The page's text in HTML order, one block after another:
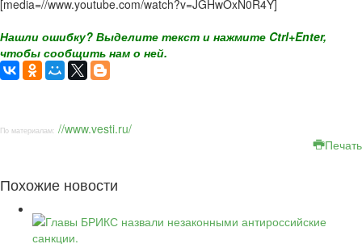
[media=//www.youtube.com/watch?v=JGHwOxN0R4Y]
Нашли ошибку? Выделите текст и нажмите Ctrl+Enter,
чтобы сообщить нам о ней.
По материалам: //www.vesti.ru/
Печать
Похожие новости